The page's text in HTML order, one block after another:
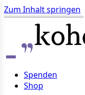
Zum Inhalt springen
Spenden
Shop